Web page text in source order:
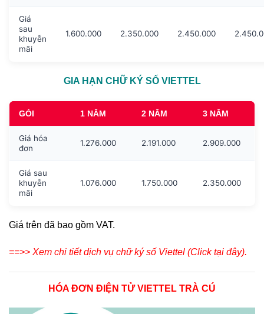
Giá
sau
khuyễn
mãi
1.600.000 2.350.000 2.450.000
GIA HẠN CHỮ KÝ SỐ VIETTEL
GÓI 1 NĂM 2 NĂM 3 NĂM
Giá hóa
đơn
1.276.000 2.191.000 2.909.000
Giá sau
khuyễn
mãi
1.076.000 1.750.000 2.350.000
Giá trên đã bao gồm VAT.
==>> Xem chi tiết dịch vụ chữ ký số Viettel (Click tại đây).
HÓA ĐƠN ĐIỆN TỬ VIETTEL TRÀ CÚ